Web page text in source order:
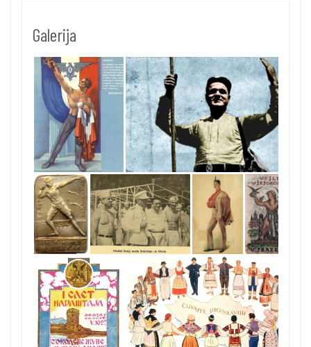
Galerija